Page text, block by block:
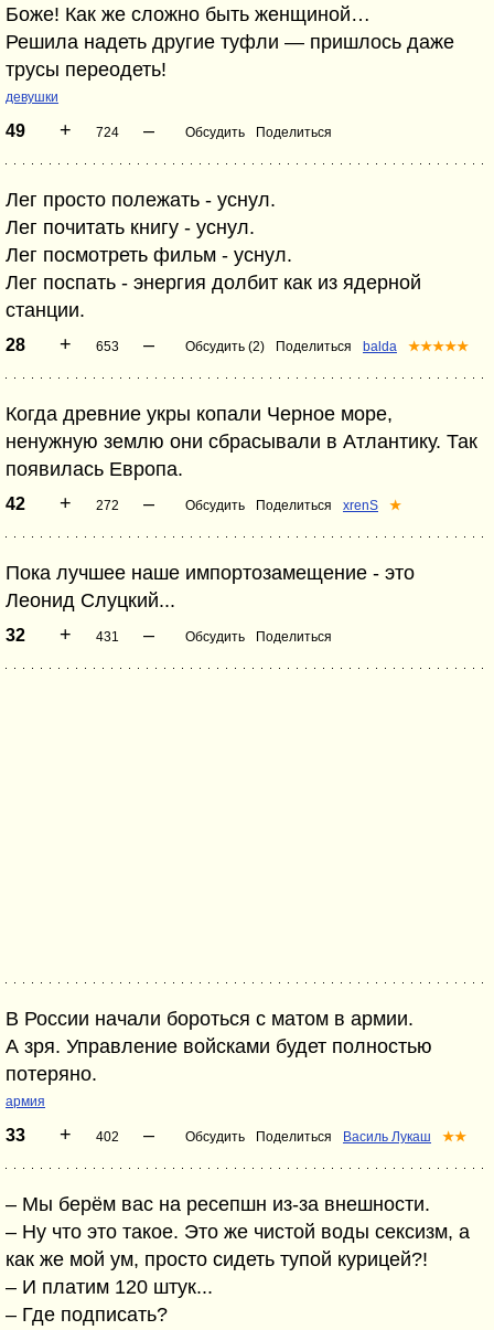
Боже! Как же сложно быть женщиной…
Решила надеть другие туфли — пришлось даже
трусы переодеть!
девушки
49 + 724 – Обсудить Поделиться
Лег просто полежать - уснул.
Лег почитать книгу - уснул.
Лег посмотреть фильм - уснул.
Лег поспать - энергия долбит как из ядерной
станции.
28 + 653 – Обсудить (2) Поделиться balda ★★★★★
Когда древние укры копали Черное море,
ненужную землю они сбрасывали в Атлантику. Так
появилась Европа.
42 + 272 – Обсудить Поделиться xrenS ★
Пока лучшее наше импортозамещение - это
Леонид Слуцкий...
32 + 431 – Обсудить Поделиться
В России начали бороться с матом в армии.
А зря. Управление войсками будет полностью
потеряно.
армия
33 + 402 – Обсудить Поделиться Василь Лукаш ★★
– Мы берём вас на ресепшн из-за внешности.
– Ну что это такое. Это же чистой воды сексизм, а
как же мой ум, просто сидеть тупой курицей?!
– И платим 120 штук...
– Где подписать?